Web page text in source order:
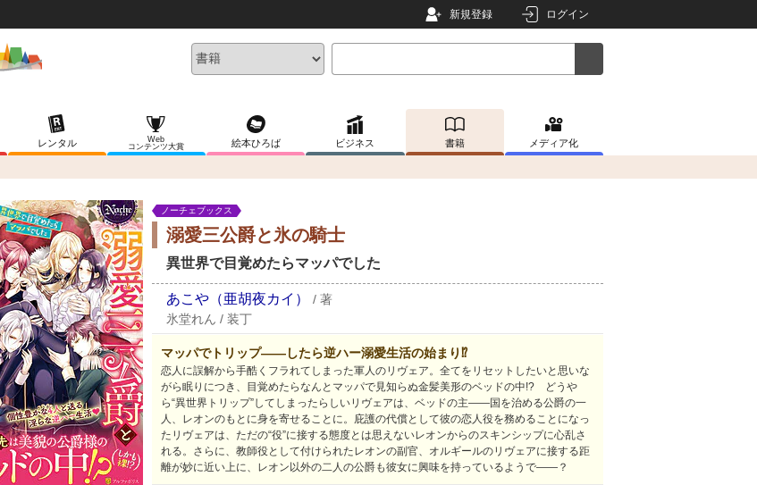
新規登録 ログイン
レンタル
Web
コンテンツ大賞
絵本ひろば ビジネス 書籍 メディア化
ノーチェブックス
溺愛三公爵と氷の騎士
異世界で目覚めたらマッパでした
あこや（亜胡夜カイ） / 著
氷堂れん / 装丁
マッパでトリップ――したら逆ハー溺愛生活の始まり⁉
恋人に誤解から手酷くフラれてしまった軍人のリヴェア。全てをリセットしたいと思いな
がら眠りにつき、目覚めたらなんとマッパで見知らぬ金髪美形のベッドの中!? どうや
ら“異世界トリップ”してしまったらしいリヴェアは、ベッドの主――国を治める公爵の一
人、レオンのもとに身を寄せることに。庇護の代償として彼の恋人役を務めることになっ
たリヴェアは、ただの“役”に接する態度とは思えないレオンからのスキンシップに心乱さ
れる。さらに、教師役として付けられたレオンの副官、オルギールのリヴェアに接する距
離が妙に近い上に、レオン以外の二人の公爵も彼女に興味を持っているようで――？